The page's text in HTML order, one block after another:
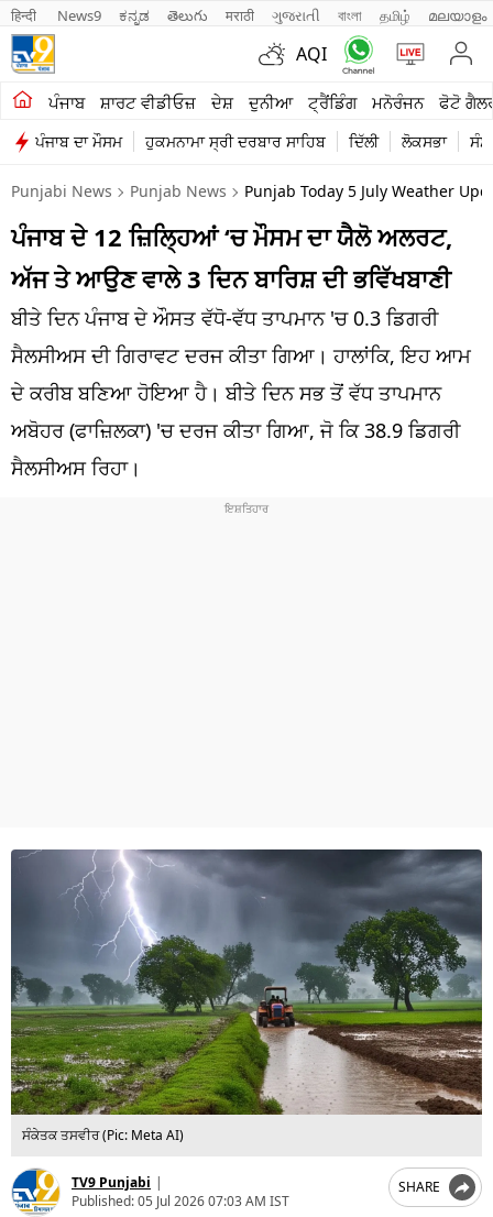
हिन्दी News9 ಕನ್ನಡ తెలుగు मराठी ગુજરાતી বাংলা தமிழ் മലയാളം
AQI
ਪੰਜਾਬ ਸ਼ਾਰਟ ਵੀਡੀਓਜ਼ ਦੇਸ਼ ਦੁਨੀਆ ਟ੍ਰੈਂਡਿੰਗ ਮਨੋਰੰਜਨ ਫੋਟੋ
ਪੰਜਾਬ ਦਾ ਮੌਸਮ ਹੁਕਮਨਾਮਾ ਸ੍ਰੀ ਦਰਬਾਰ ਸਾਹਿਬ ਦਿੱਲੀ ਲੋਕਸਭਾ
ਖੇਤੀਬਾੜੀ
ਸ਼ਾਰਟ ਵੀਡੀਓਜ਼
ਕਾਰੋਬਾਰ
ਕਰਿਅਰ
ਦੇਸ਼
ਲਾਈਫ ਸਟਾਈਲ
ਪੰਜਾਬ
Punjabi News Punjab News Punjab Today 5 July Weather
ਪੰਜਾਬ ਦੇ 12 ਜ਼ਿਲ੍ਹਿਆਂ ‘ਚ ਮੌਸਮ ਦਾ ਯੈਲੋ ਅਲਰਟ,
ਅੱਜ ਤੇ ਆਉਣ ਵਾਲੇ 3 ਦਿਨ ਬਾਰਿਸ਼ ਦੀ ਭਵਿੱਖਬਾਣੀ
ਬੀਤੇ ਦਿਨ ਪੰਜਾਬ ਦੇ ਔਸਤ ਵੱਧੋ-ਵੱਧ ਤਾਪਮਾਨ 'ਚ 0.3 ਡਿਗਰੀ
ਸੈਲਸੀਅਸ ਦੀ ਗਿਰਾਵਟ ਦਰਜ ਕੀਤਾ ਗਿਆ। ਹਾਲਾਂਕਿ, ਇਹ ਆਮ
ਦੇ ਕਰੀਬ ਬਣਿਆ ਹੋਇਆ ਹੈ। ਬੀਤੇ ਦਿਨ ਸਭ ਤੋਂ ਵੱਧ ਤਾਪਮਾਨ
ਅਬੋਹਰ (ਫਾਜ਼ਿਲਕਾ) 'ਚ ਦਰਜ ਕੀਤਾ ਗਿਆ, ਜੋ ਕਿ 38.9 ਡਿਗਰੀ
ਸੈਲਸੀਅਸ ਰਿਹਾ।
ਸੰਕੇਤਕ ਤਸਵੀਰ (Pic: Meta AI)
TV9 Punjabi |
Published:05 Jul 2026 07:03 AM IST
SHARE